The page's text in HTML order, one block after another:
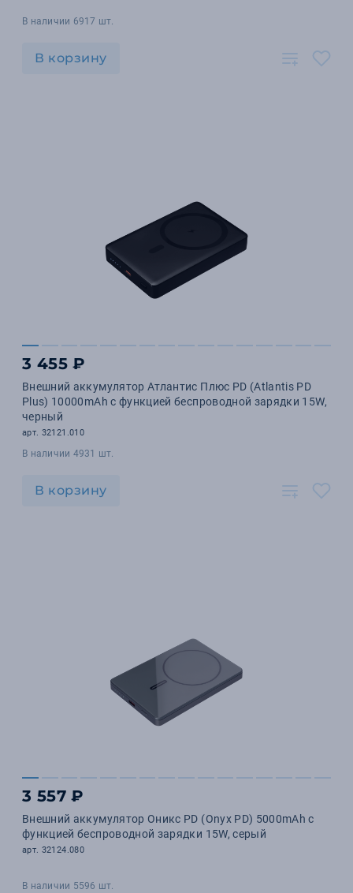
В наличии 6917 шт.
В корзину
3 455 ₽
Внешний аккумулятор Атлантис Плюс PD (Atlantis PD
Plus) 10000mAh с функцией беспроводной зарядки 15W,
черный
арт. 32121.010
В наличии 4931 шт.
В корзину
3 557 ₽
Внешний аккумулятор Оникс PD (Onyx PD) 5000mAh с
функцией беспроводной зарядки 15W, серый
арт. 32124.080
В наличии 5596 шт.